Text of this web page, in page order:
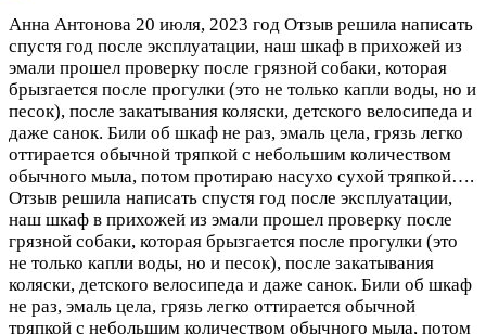
Анна Антонова 20 июля, 2023 год Отзыв решила написать
спустя год после эксплуатации, наш шкаф в прихожей из
эмали прошел проверку после грязной собаки, которая
брызгается после прогулки (это не только капли воды, но и
песок), после закатывания коляски, детского велосипеда и
даже санок. Били об шкаф не раз, эмаль цела, грязь легко
оттирается обычной тряпкой с небольшим количеством
обычного мыла, потом протираю насухо сухой тряпкой….
Отзыв решила написать спустя год после эксплуатации,
наш шкаф в прихожей из эмали прошел проверку после
грязной собаки, которая брызгается после прогулки (это
не только капли воды, но и песок), после закатывания
коляски, детского велосипеда и даже санок. Били об шкаф
не раз, эмаль цела, грязь легко оттирается обычной
тряпкой с небольшим количеством обычного мыла, потом